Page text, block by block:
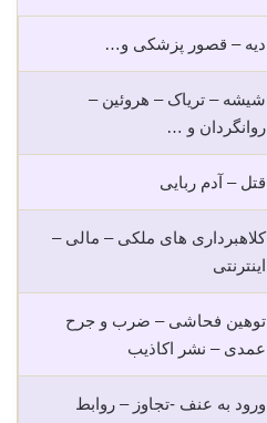
دیه – قصور پزشکی و…
شیشه – تریاک – هروئین –
روانگردان و …
قتل – آدم ربایی
کلاهبرداری های ملکی – مالی –
اینترنتی
توهین فحاشی – ضرب و جرح
عمدی – نشر اکاذیب
ورود به عنف -تجاوز – روابط